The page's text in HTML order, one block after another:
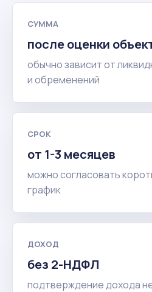
СУММА
после оценки
обычно зависит от
и обременений
СРОК
от 1-3 месяцев
можно согласовать
график
ДОХОД
без 2-НДФЛ
подтверждение дохода